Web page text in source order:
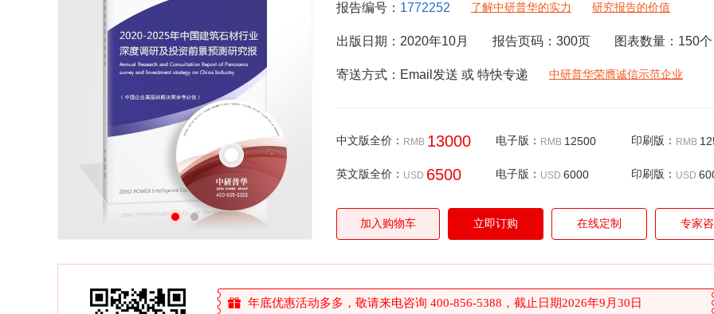
报告编号： 1772252 了解中研普华的实力 研究报告的价值
出版日期： 2020年10月 报告页码： 300页 图表数量： 150个
寄送方式： Email 发送 或 特快专递 中研普华荣膺诚信示范企业
中文版全价： RMB 13000 电子版： RMB 12500 印刷版： RMB
英文版全价： USD 6500 电子版： USD 6000 印刷版： USD
加入购物车 立即订购 在线定制 专家
年底优惠活动多多，敬请来电咨询 400-856-5388，截止日期2026年9月30日